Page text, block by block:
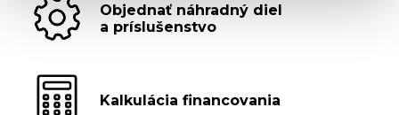
Objednať náhradný diel
a príslušenstvo
Kalkulácia financovania